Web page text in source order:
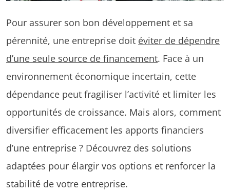
Pour assurer son bon développement et sa
pérennité, une entreprise doit éviter de dépendre
d’une seule source de financement. Face à un
environnement économique incertain, cette
dépendance peut fragiliser l’activité et limiter les
opportunités de croissance. Mais alors, comment
diversifier efficacement les apports financiers
d’une entreprise ? Découvrez des solutions
adaptées pour élargir vos options et renforcer la
stabilité de votre entreprise.